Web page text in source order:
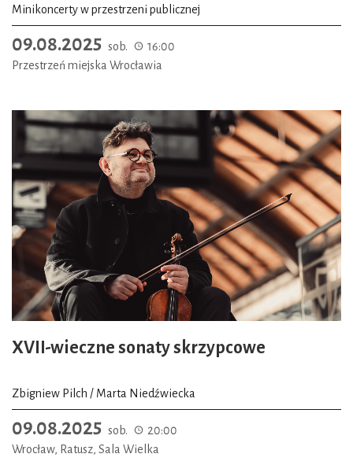
Minikoncerty w przestrzeni publicznej
09.08.2025 sob.
16:00
Przestrzeń miejska Wrocławia
XVII-wieczne sonaty skrzypcowe
Zbigniew Pilch / Marta Niedźwiecka
09.08.2025 sob.
20:00
Wrocław, Ratusz, Sala Wielka